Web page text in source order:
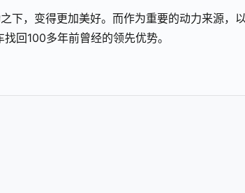
下，变得更加美好。而作为重要的动力来源，
回100多年前曾经的领先优势。